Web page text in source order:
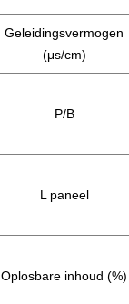
Geleidingsvermogen
(μs/cm)
P/B
L paneel
Oplosbare inhoud (%)